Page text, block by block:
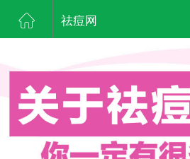
祛痘网